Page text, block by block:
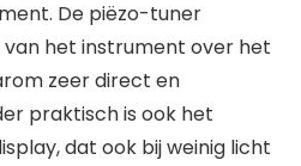
De piëzo-tuner
het instrument over het
zeer direct en
praktisch is ook het
dat ook bij weinig licht